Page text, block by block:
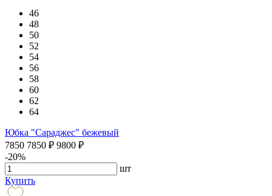
46
48
50
52
54
56
58
60
62
64
Юбка "Сараджес" бежевый
7850 7850 ₽ 9800 ₽
-20%
шт
Купить